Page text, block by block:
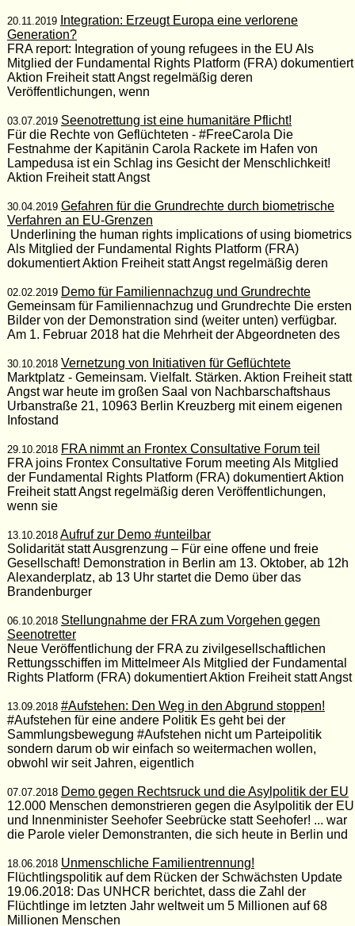
20.11.2019
Integration: Erzeugt Europa eine verlorene
Generation?
FRA report: Integration of young refugees in the EU Als
Mitglied der Fundamental Rights Platform (FRA) dokumentiert
Aktion Freiheit statt Angst regelmäßig deren
Veröffentlichungen, wenn
03.07.2019 Seenotrettung ist eine humanitäre Pflicht!
Für die Rechte von Geflüchteten - #FreeCarola Die
Festnahme der Kapitänin Carola Rackete im Hafen von
Lampedusa ist ein Schlag ins Gesicht der Menschlichkeit!
Aktion Freiheit statt Angst
30.04.2019 Gefahren für die Grundrechte durch biometrische
Verfahren an EU-Grenzen
Underlining the human rights implications of using biometrics
Als Mitglied der Fundamental Rights Platform (FRA)
dokumentiert Aktion Freiheit statt Angst regelmäßig deren
02.02.2019 Demo für Familiennachzug und Grundrechte
Gemeinsam für Familiennachzug und Grundrechte Die ersten
Bilder von der Demonstration sind (weiter unten) verfügbar.
Am 1. Februar 2018 hat die Mehrheit der Abgeordneten des
30.10.2018 Vernetzung von Initiativen für Geflüchtete
Marktplatz - Gemeinsam. Vielfalt. Stärken. Aktion Freiheit statt
Angst war heute im großen Saal von Nachbarschaftshaus
Urbanstraße 21, 10963 Berlin Kreuzberg mit einem eigenen
Infostand
29.10.2018 FRA nimmt an Frontex Consultative Forum teil
FRA joins Frontex Consultative Forum meeting Als Mitglied
der Fundamental Rights Platform (FRA) dokumentiert Aktion
Freiheit statt Angst regelmäßig deren Veröffentlichungen,
wenn sie
13.10.2018 Aufruf zur Demo #unteilbar
Solidarität statt Ausgrenzung – Für eine offene und freie
Gesellschaft! Demonstration in Berlin am 13. Oktober, ab 12h
Alexanderplatz, ab 13 Uhr startet die Demo über das
Brandenburger
06.10.2018 Stellungnahme der FRA zum Vorgehen gegen
Seenotretter
Neue Veröffentlichung der FRA zu zivilgesellschaftlichen
Rettungsschiffen im Mittelmeer Als Mitglied der Fundamental
Rights Platform (FRA) dokumentiert Aktion Freiheit statt Angst
13.09.2018 #Aufstehen: Den Weg in den Abgrund stoppen!
#Aufstehen für eine andere Politik Es geht bei der
Sammlungsbewegung #Aufstehen nicht um Parteipolitik
sondern darum ob wir einfach so weitermachen wollen,
obwohl wir seit Jahren, eigentlich
07.07.2018 Demo gegen Rechtsruck und die Asylpolitik der EU
12.000 Menschen demonstrieren gegen die Asylpolitik der EU
und Innenminister Seehofer Seebrücke statt Seehofer! ... war
die Parole vieler Demonstranten, die sich heute in Berlin und
18.06.2018 Unmenschliche Familientrennung!
Flüchtlingspolitik auf dem Rücken der Schwächsten Update
19.06.2018: Das UNHCR berichtet, dass die Zahl der
Flüchtlinge im letzten Jahr weltweit um 5 Millionen auf 68
Millionen Menschen